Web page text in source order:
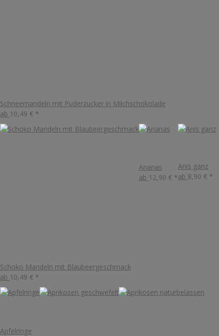
Schneemandeln mit Puderzucker in Milchschokolade
ab 10,49 € *
Schoko Mandeln mit Blaubeergeschmack
ab 10,49 € *
Ananas
ab 12,90 € *
Anis ganz
ab 8,90 € *
Apfelringe